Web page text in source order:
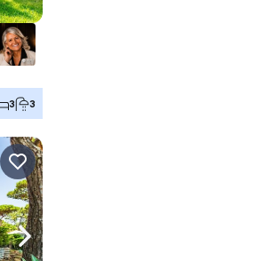
3 3
Nach rechts navigieren